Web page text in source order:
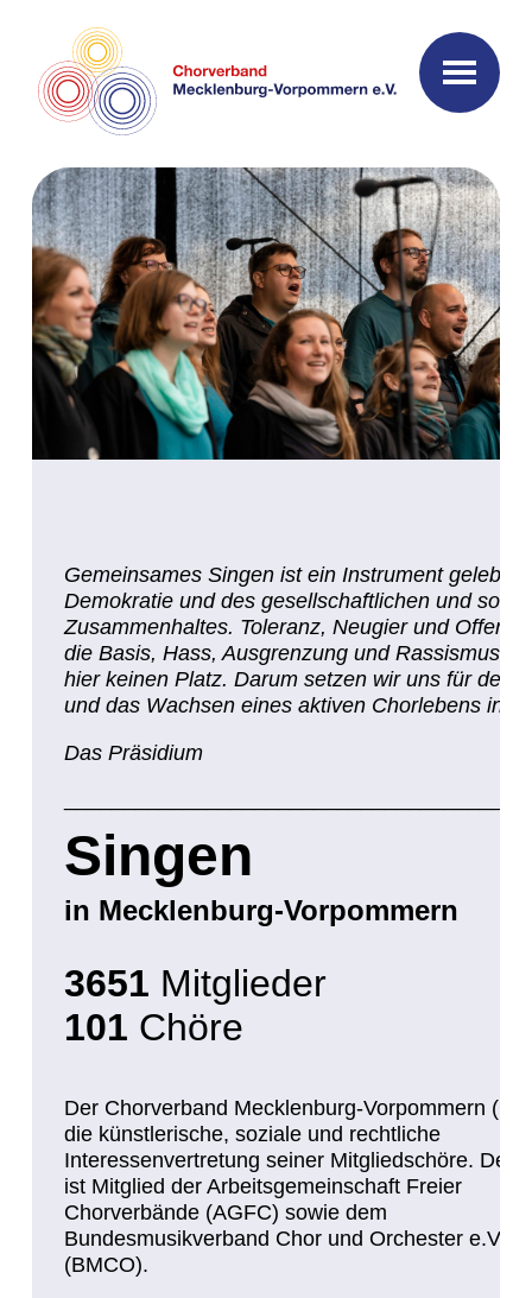
Gemeinsames Singen ist ein Instrument gelebter
Demokratie und des gesellschaftlichen und
Zusammenhaltes. Toleranz, Neugier und
die Basis, Hass, Ausgrenzung und Rassismus
hier keinen Platz. Darum setzen wir uns für den
und das Wachsen eines aktiven Chorlebens in
Das Präsidium
Singen
in Mecklenburg-Vorpommern
3651 Mitglieder
101 Chöre
Der Chorverband Mecklenburg-Vorpommern
die künstlerische, soziale und rechtliche
Interessenvertretung seiner Mitgliedschöre. Der
ist Mitglied der Arbeitsgemeinschaft Freier
Chorverbände (AGFC) sowie dem
Bundesmusikverband Chor und Orchester e.V.
(BMCO).